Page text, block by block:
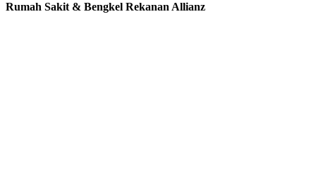
Rumah Sakit & Bengkel Rekanan Allianz